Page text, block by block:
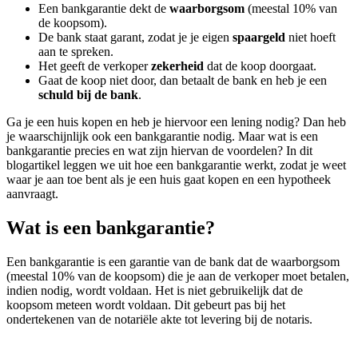
Een bankgarantie dekt de waarborgsom (meestal 10% van
de koopsom).
De bank staat garant, zodat je je eigen spaargeld niet hoeft
aan te spreken.
Het geeft de verkoperzekerheid dat de koop doorgaat.
Gaat de koop niet door, dan betaalt de bank en heb je een
schuld bij de bank.
Ga je een huis kopen en heb je hiervoor een lening nodig? Dan heb
je waarschijnlijk ook een bankgarantie nodig. Maar wat is een
bankgarantie precies en wat zijn hiervan de voordelen? In dit
blogartikel leggen we uit hoe een bankgarantie werkt, zodat je weet
waar je aan toe bent als je een huis gaat kopen en een hypotheek
aanvraagt.
Wat is een bankgarantie?
Een bankgarantie is een garantie van de bank dat de waarborgsom
(meestal 10% van de koopsom) die je aan de verkoper moet betalen,
indien nodig, wordt voldaan. Het is niet gebruikelijk dat de
koopsom meteen wordt voldaan. Dit gebeurt pas bij het
ondertekenen van de notariële akte tot levering bij de notaris.